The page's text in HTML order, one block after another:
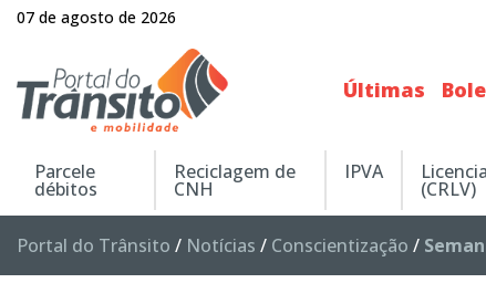
07 de agosto de 2026
Últimas
Parcele
débitos
Reciclagem de
CNH
IPVA
(CRLV)
Portal do Trânsito / Notícias / Conscientização /